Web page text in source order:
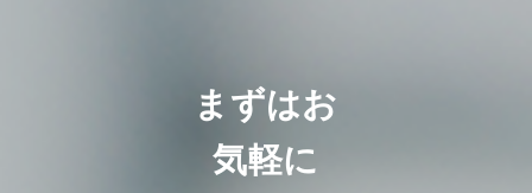
まずはお
気軽に